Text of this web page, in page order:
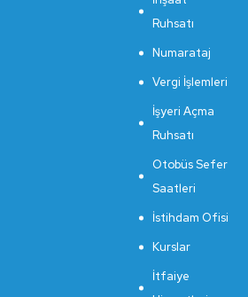
Ruhsatı
Numarataj
Vergi İşlemleri
İşyeri Açma
Ruhsatı
Otobüs Sefer
Saatleri
İstihdam Ofisi
Kurslar
İtfaiye